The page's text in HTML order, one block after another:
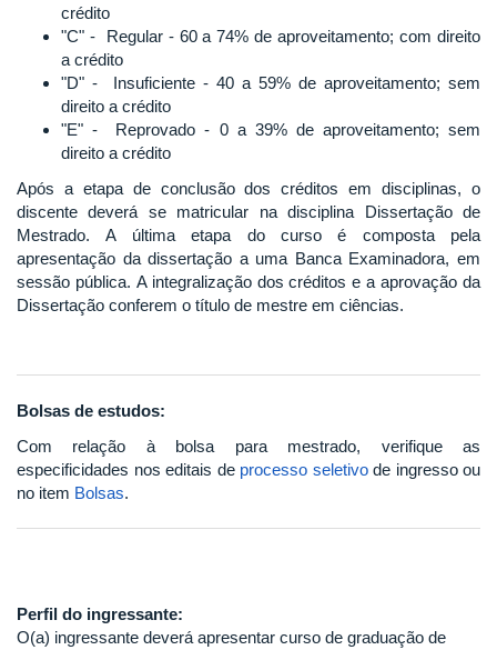
crédito
"C" - Regular - 60 a 74% de aproveitamento; com direito
a crédito
"D" - Insuficiente - 40 a 59% de aproveitamento; sem
direito a crédito
"E" - Reprovado - 0 a 39% de aproveitamento; sem
direito a crédito
Após a etapa de conclusão dos créditos em disciplinas, o
discente deverá se matricular na disciplina Dissertação de
Mestrado. A última etapa do curso é composta pela
apresentação da dissertação a uma Banca Examinadora, em
sessão pública. A integralização dos créditos e a aprovação da
Dissertação conferem o título de mestre em ciências.
Bolsas de estudos:
Com relação à bolsa para mestrado, verifique as
especificidades nos editais de processo seletivode ingresso ou
no item Bolsas.
Perfil do ingressante:
O(a) ingressante deverá apresentar curso de graduação de